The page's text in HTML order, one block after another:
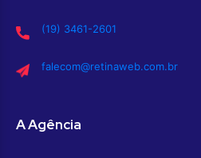
(19) 3461-2601
falecom@retinaweb.com.br
A Agência